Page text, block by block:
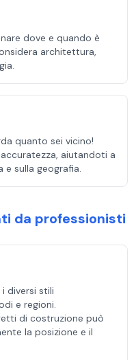
dove e quando è
architettura,
quanto sei vicino!
aiutandoti a
e sulla geografia.
da professionisti
diversi stili
e regioni.
di costruzione può
la posizione e il